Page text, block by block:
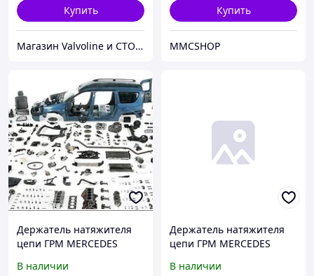
Купить
Магазин Valvoline и СТО V-Service
Купить
MMCSHOP
Держатель натяжителя
цепи ГРМ MERCEDES
A2700521000
В наличии
Держатель натяжителя
цепи ГРМ MERCEDES
В наличии